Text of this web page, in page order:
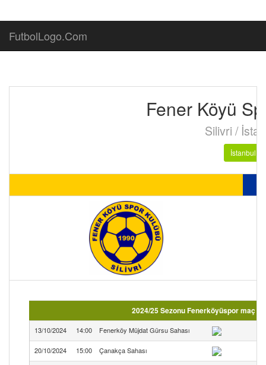
FutbolLogo.Com
Fener Köyü
Silivri /
İstanbul
2024/25 Sezonu Fenerköyüspor maç
13/10/2024 14:00 Fenerköy Müjdat Gürsu Sahası
20/10/2024 15:00 Çanakça Sahası